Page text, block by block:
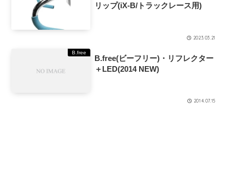
リップ(iX-B/トラックレース用)
2023.03.21
B.free
B.free(ビーフリー)・リフレクター
＋LED(2014 NEW)
2014.07.15